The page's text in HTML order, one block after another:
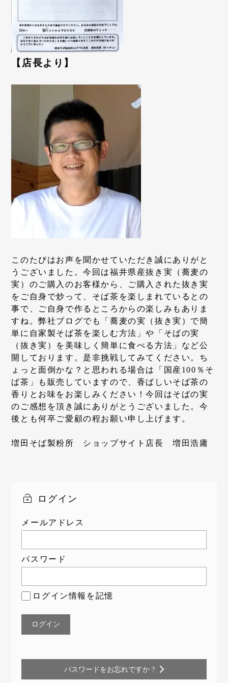
【店長より】
このたびはお声を聞かせていただき誠にありがと
うございました。今回は福井県産抜き実（蕎麦の
実）のご購入のお客様から、ご購入された抜き実
をご自身で炒って、そば茶を楽しまれているとの
事で、ご自身で作るところからの楽しみもありま
すね。弊社ブログでも「蕎麦の実（抜き実）で簡
単に自家製そば茶を楽しむ方法」や「そばの実
（抜き実）を美味しく簡単に食べる方法」など公
開しております。是非挑戦してみてください。ち
ょっと面倒かな？と思われる場合は「国産100％そ
ば茶」も販売していますので、香ばしいそば茶の
香りとお味をお楽しみください！今回はそばの実
のご感想を頂き誠にありがとうございました。今
後とも何卒ご愛顧の程お願い申し上げます。
増田そば製粉所 ショップサイト店長 増田浩庸
ログイン
メールアドレス
パスワード
ログイン情報を記憶
パスワードをお忘れですか ?